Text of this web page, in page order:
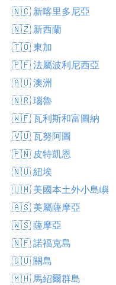
🇳🇨 新喀里多尼亞
🇳🇿 新西蘭
🇹🇴 東加
🇵🇫 法屬波利尼西亞
🇦🇺 澳洲
🇳🇷 瑙魯
🇼🇫 瓦利斯和富圖納
🇻🇺 瓦努阿圖
🇵🇳 皮特凱恩
🇳🇺 紐埃
🇺🇲 美國本土外小島嶼
🇦🇸 美屬薩摩亞
🇼🇸 薩摩亞
🇳🇫 諾福克島
🇬🇺 關島
🇲🇭 馬紹爾群島